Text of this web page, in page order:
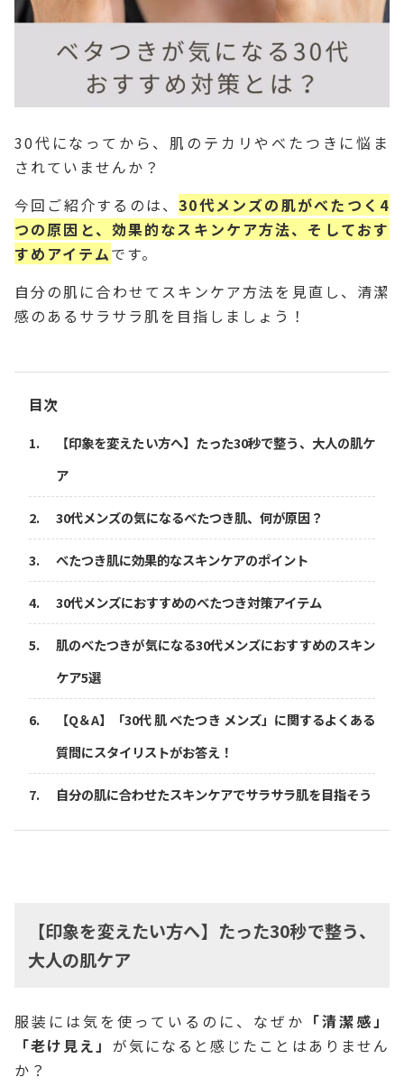
30代になってから、肌のテカリやべたつきに悩ま
されていませんか？
今回ご紹介するのは、30代メンズの肌がべたつく4
つの原因と、効果的なスキンケア方法、そしておす
すめアイテムです。
自分の肌に合わせてスキンケア方法を見直し、清潔
感のあるサラサラ肌を目指しましょう！
目次
【印象を変えたい方へ】たった30秒で整う、大人の肌ケ
ア
30代メンズの気になるべたつき肌、何が原因？
べたつき肌に効果的なスキンケアのポイント
30代メンズにおすすめのべたつき対策アイテム
肌のべたつきが気になる30代メンズにおすすめのスキン
ケア5選
【Q＆A】「30代 肌 べたつき メンズ」に関するよくある
質問にスタイリストがお答え！
自分の肌に合わせたスキンケアでサラサラ肌を目指そう
【印象を変えたい方へ】たった30秒で整う、
大人の肌ケア
服装には気を使っているのに、なぜか 「清潔感」
「老け見え」 が気になると感じたことはありません
か？